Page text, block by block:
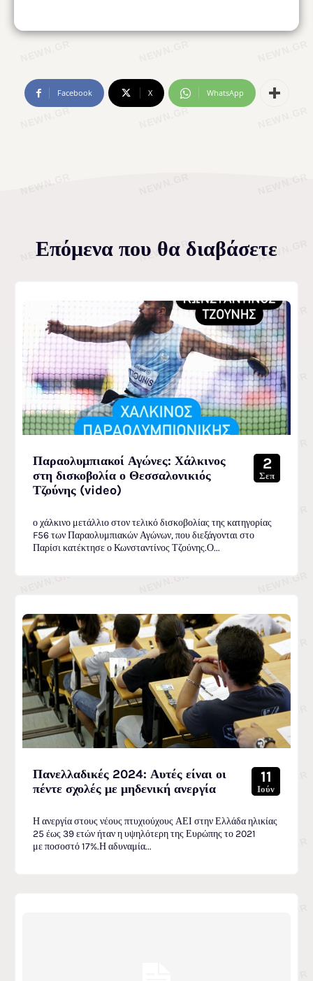
Facebook X WhatsApp
Επόμενα που θα διαβάσετε
Παραολυμπιακοί Αγώνες: Χάλκινος
στη δισκοβολία ο Θεσσαλονικιός
Τζούνης (video)
2
Σεπ
ο χάλκινο μετάλλιο στον τελικό δισκοβολίας της κατηγορίας
F56 των Παραολυμπιακών Αγώνων, που διεξάγονται στο
Παρίσι κατέκτησε ο Κωνσταντίνος Τζούνης.Ο...
Πανελλαδικές 2024: Αυτές είναι οι
πέντε σχολές με μηδενική ανεργία
11
Ιούν
Η ανεργία στους νέους πτυχιούχους ΑΕΙ στην Ελλάδα ηλικίας
25 έως 39 ετών ήταν η υψηλότερη της Ευρώπης το 2021
με ποσοστό 17%.Η αδυναμία...